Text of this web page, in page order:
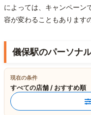
によっては、キャンペーン
容が変わることもあります
儀保駅のパーソナ
現在の条件
すべての店舗 / おすすめ順